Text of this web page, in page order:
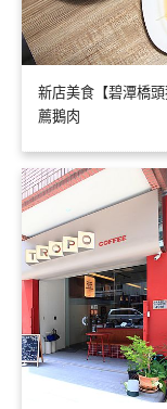
新店美食【碧潭橋
薦鵝肉